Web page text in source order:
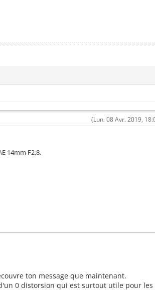
(Lun. 08 Avr. 2019,
14mm F2.8.
ton message que maintenant.
0 distorsion qui est surtout utile pour